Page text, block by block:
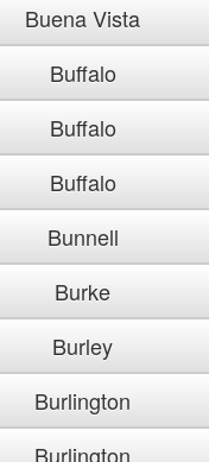
Buena Vista
Buffalo
Buffalo
Buffalo
Bunnell
Burke
Burley
Burlington
Burlington